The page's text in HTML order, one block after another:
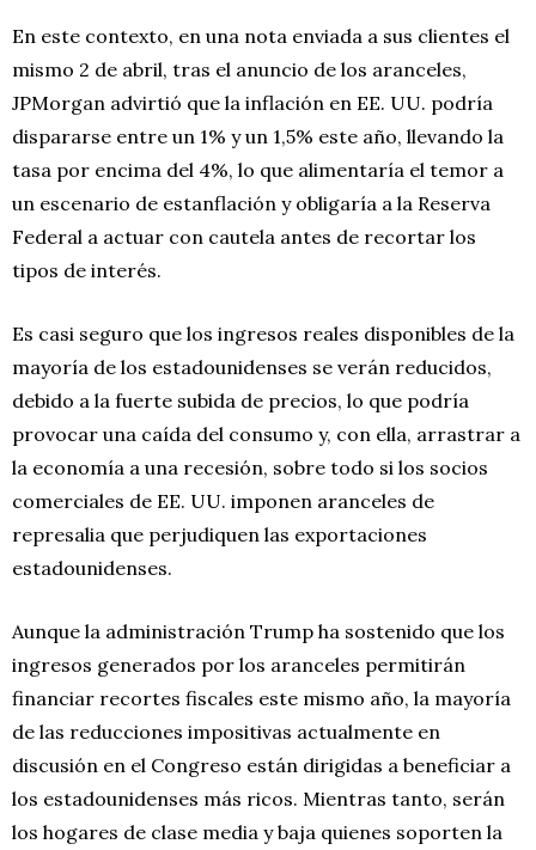
En este contexto, en una nota enviada a sus clientes el
mismo 2 de abril, tras el anuncio de los aranceles,
JPMorgan advirtió que la inflación en EE. UU. podría
dispararse entre un 1% y un 1,5% este año, llevando la
tasa por encima del 4%, lo que alimentaría el temor a
un escenario de estanflación y obligaría a la Reserva
Federal a actuar con cautela antes de recortar los
tipos de interés.
Es casi seguro que los ingresos reales disponibles de la
mayoría de los estadounidenses se verán reducidos,
debido a la fuerte subida de precios, lo que podría
provocar una caída del consumo y, con ella, arrastrar a
la economía a una recesión, sobre todo si los socios
comerciales de EE. UU. imponen aranceles de
represalia que perjudiquen las exportaciones
estadounidenses.
Aunque la administración Trump ha sostenido que los
ingresos generados por los aranceles permitirán
financiar recortes fiscales este mismo año, la mayoría
de las reducciones impositivas actualmente en
discusión en el Congreso están dirigidas a beneficiar a
los estadounidenses más ricos. Mientras tanto, serán
los hogares de clase media y baja quienes soporten la